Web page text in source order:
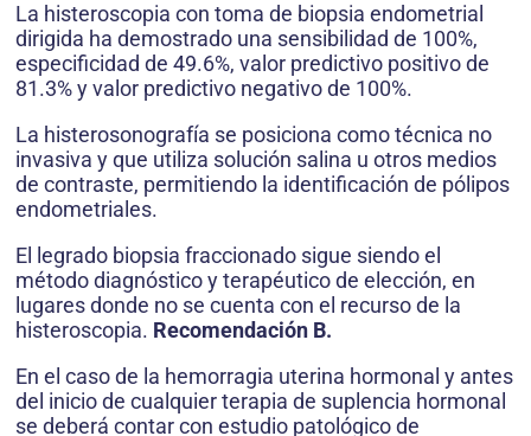
La histeroscopia con toma de biopsia endometrial
dirigida ha demostrado una sensibilidad de 100%,
especificidad de 49.6%, valor predictivo positivo de
81.3% y valor predictivo negativo de 100%.
La histerosonografía se posiciona como técnica no
invasiva y que utiliza solución salina u otros medios
de contraste, permitiendo la identificación de pólipos
endometriales.
El legrado biopsia fraccionado sigue siendo el
método diagnóstico y terapéutico de elección, en
lugares donde no se cuenta con el recurso de la
histeroscopia. Recomendación B.
En el caso de la hemorragia uterina hormonal y antes
del inicio de cualquier terapia de suplencia hormonal
se deberá contar con estudio patológico de